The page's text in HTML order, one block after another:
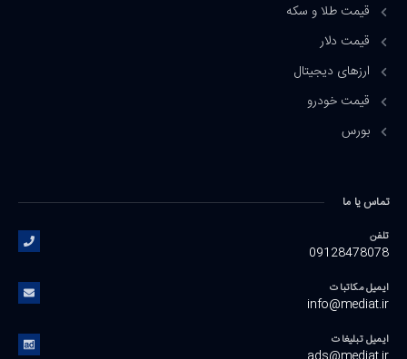
قیمت طلا و سکه
قیمت دلار
ارزهای دیجیتال
قیمت خودرو
بورس
تماس یا ما
تلفن
09128478078
ایمیل مکاتبات
info@mediat.ir
ایمیل تبلیغات